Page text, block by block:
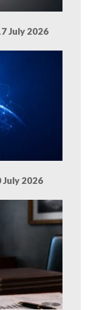
July 2026
2026